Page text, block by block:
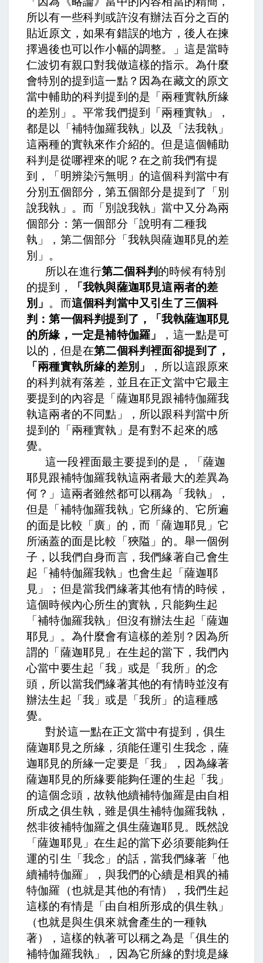
所以有一些科判或許沒有辦法百分之百的
貼近原文，如果有錯誤的地方，後人在揀
擇過後也可以作小幅的調整。」這是當時
仁波切有親口對我做這樣的指示。為什麼
會特別的提到這一點？因為在藏文的原文
當中輔助的科判提到的是「兩種實執所緣
的差別」。平常我們提到「兩種實執」，
都是以「補特伽羅我執」以及「法我執」
這兩種的實執來作介紹的。但是這個輔助
科判是從哪裡來的呢？在之前我們有提
到，「明辨染污無明」的這個科判當中有
分別五個部分，第五個部分是提到了「別
說我執」。而「別說我執」當中又分為兩
個部分：第一個部分「說明有二種我
執」，第二個部分「我執與薩迦耶見的差
別」。
所以在進行第二個科判 的時候有特別
的提到，
「我執與薩迦耶見這兩者的差
別」 。而這個科判當中又引生了三個科
判：第一個科判提到了，「我執薩迦耶見
的所緣，一定是補特伽羅」
，這一點是可
以的，但是在第二個科判裡面卻提到了，
「兩種實執所緣的差別」
，所以這跟原來
的科判就有落差，並且在正文當中它最主
要提到的內容是「薩迦耶見跟補特伽羅我
執這兩者的不同點」，所以跟科判當中所
提到的「兩種實執」是有對不起來的感
覺。
這一段裡面最主要提到的是，「薩迦
耶見跟補特伽羅我執這兩者最大的差異為
何？」這兩者雖然都可以稱為「我執」，
但是「補特伽羅我執」它所緣的、它所遍
的面是比較「廣」的，而「薩迦耶見」它
所涵蓋的面是比較「狹隘」的。舉一個例
子，以我們自身而言，我們緣著自己會生
起「補特伽羅我執」也會生起「薩迦耶
見」；但是當我們緣著其他有情的時候，
這個時候內心所生的實執，只能夠生起
「補特伽羅我執」但沒有辦法生起「薩迦
耶見」。為什麼會有這樣的差別？因為所
謂的「薩迦耶見」在生起的當下，我們內
心當中要生起「我」或是「我所」的念
頭，所以當我們緣著其他的有情時並沒有
辦法生起「我」或是「我所」的這種感
覺。
對於這一點在正文當中有提到， 俱生
薩迦耶見之所緣，須能任運引生我念，薩
迦耶見的所緣一定要是「我」，因為緣著
薩迦耶見的所緣要能夠任運的生起「我」
的這個念頭，故執他續補特伽羅是由自相
所成之俱生執，雖是俱生補特伽羅我執，
然非彼補特伽羅之俱生薩迦耶見。 既然說
「薩迦耶見」在生起的當下必須要能夠任
運的引生「我念」的話，當我們緣著「他
續補特伽羅」，與我們的心續是相異的補
特伽羅（也就是其他的有情），我們生起
這樣的有情是「由自相所形成的俱生執」
（也就是與生俱來就會產生的一種執
著），這樣的執著可以稱之為是「俱生的
補特伽羅我執」，因為它所緣的對境是緣